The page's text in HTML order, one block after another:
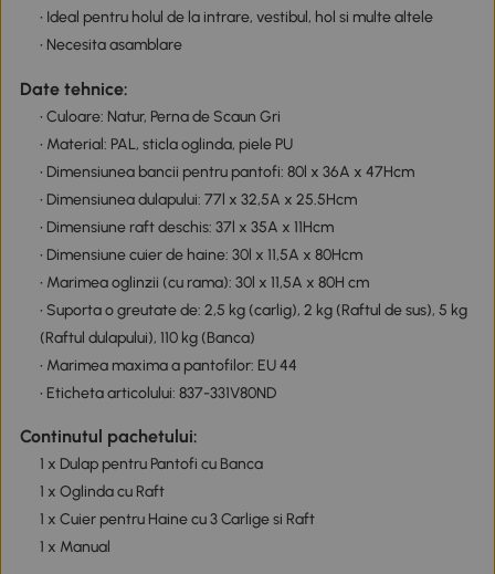
• Ideal pentru holul de la intrare, vestibul, hol si multe altele
• Necesita asamblare
Date tehnice:
• Culoare: Natur, Perna de Scaun Gri
• Material: PAL, sticla oglinda, piele PU
• Dimensiunea bancii pentru pantofi: 80l x 36A x 47Hcm
• Dimensiunea dulapului: 77l x 32,5A x 25.5Hcm
• Dimensiune raft deschis: 37l x 35A x 11Hcm
• Dimensiune cuier de haine: 30l x 11,5A x 80Hcm
• Marimea oglinzii (cu rama): 30l x 11,5A x 80H cm
• Suporta o greutate de: 2,5 kg (carlig), 2 kg (Raftul de sus), 5 kg
(Raftul dulapului), 110 kg (Banca)
• Marimea maxima a pantofilor: EU 44
• Eticheta articolului: 837-331V80ND
Continutul pachetului:
1 x Dulap pentru Pantofi cu Banca
1 x Oglinda cu Raft
1 x Cuier pentru Haine cu 3 Carlige si Raft
1 x Manual